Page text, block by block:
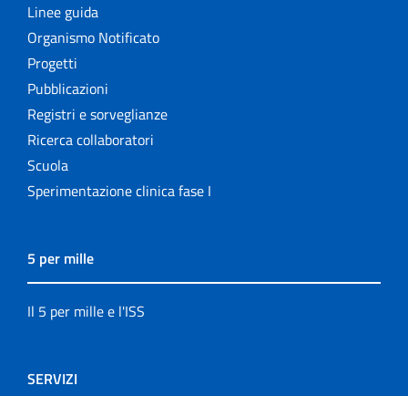
Linee guida
Organismo Notificato
Progetti
Pubblicazioni
Registri e sorveglianze
Ricerca collaboratori
Scuola
Sperimentazione clinica fase I
5 per mille
Il 5 per mille e l'ISS
SERVIZI